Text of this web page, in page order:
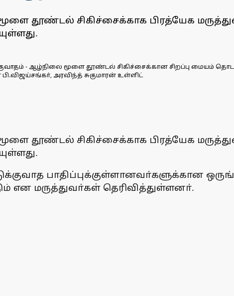
தூண்டல் சிகிச்சைக்காக பிரத்யேக
- ஆழ்நிலை மூளை தூண்டல் சிகிச்சைக்கான சிறப்பு மையம்
பி.விஜய்சங்கா், அரவிந்த் சுகுமாரன் உள்ளிட்
தூண்டல் சிகிச்சைக்காக பிரத்யேக
பாதிப்புக்குள்ளானவா்களுக்கான
என மருத்துவா்கள் தெரிவித்துள்ளனா்.